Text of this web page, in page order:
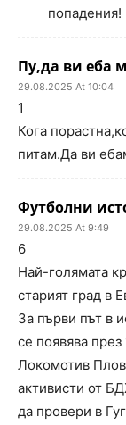
попадения!
Пу,да ви еба
29.08.2025 At 10:04
1
Кога
питам.Да ви
Футболни
29.08.2025 At 9:49
6
Най-голямата
старият град в
За първи път в
се появява
Локомотив
активисти от
да провери в